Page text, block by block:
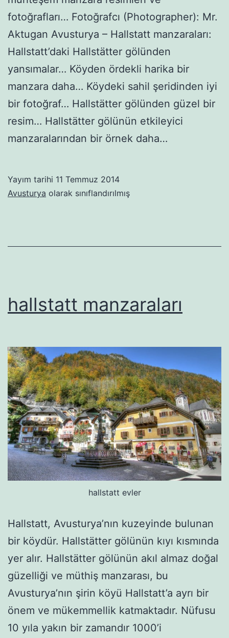
fotoğrafları… Fotoğrafcı (Photographer): Mr.
Aktugan Avusturya – Hallstatt manzaraları:
Hallstatt’daki Hallstätter gölünden
yansımalar… Köyden ördekli harika bir
manzara daha… Köydeki sahil şeridinden iyi
bir fotoğraf… Hallstätter gölünden güzel bir
resim… Hallstätter gölünün etkileyici
manzaralarından bir örnek daha…
Yayım tarihi 11 Temmuz 2014
Avusturya olarak sınıflandırılmış
hallstatt manzaraları
hallstatt evler
Hallstatt, Avusturya’nın kuzeyinde bulunan
bir köydür. Hallstätter gölünün kıyı kısmında
yer alır. Hallstätter gölünün akıl almaz doğal
güzelliği ve müthiş manzarası, bu
Avusturya’nın şirin köyü Hallstatt’a ayrı bir
önem ve mükemmellik katmaktadır. Nüfusu
10 yıla yakın bir zamandır 1000’i